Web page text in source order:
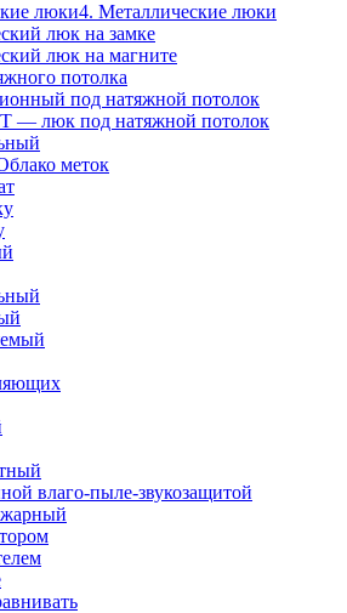
4. Металлические люки
люк на замке
люк на магните
потолка
под натяжной потолок
люк под натяжной потолок
меток
влаго-пыле-звукозащитой